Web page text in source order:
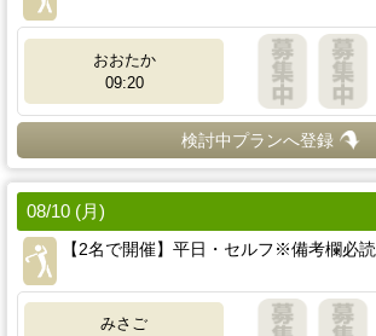
おおたか
09:20
検討中プランへ登録
08/10 (月)
【2名で開催】平日・セルフ※備考欄必読
みさご